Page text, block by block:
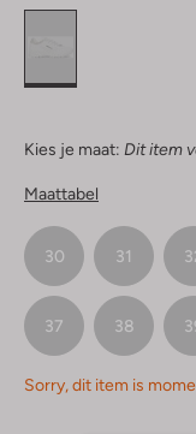
Kies je maat: Dit item
Maattabel
30 31
37 38
Sorry, dit item is